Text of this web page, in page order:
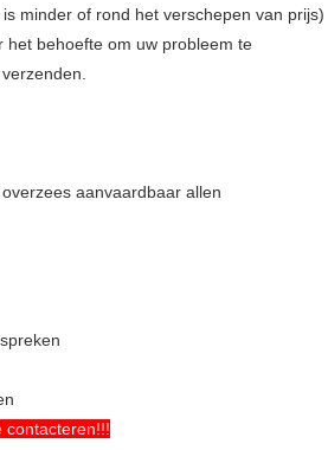
minder of rond het verschepen van prijs)
het behoefte om uw probleem te
aanvaardbaar allen
contacteren!!!